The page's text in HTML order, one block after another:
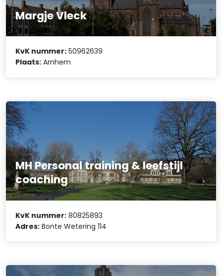
Margje Vleck
KvK nummer: 50962639
Plaats: Arnhem
MH Personal training & leefstijl
coaching
KvK nummer: 80825893
Adres: Bonte Wetering 114